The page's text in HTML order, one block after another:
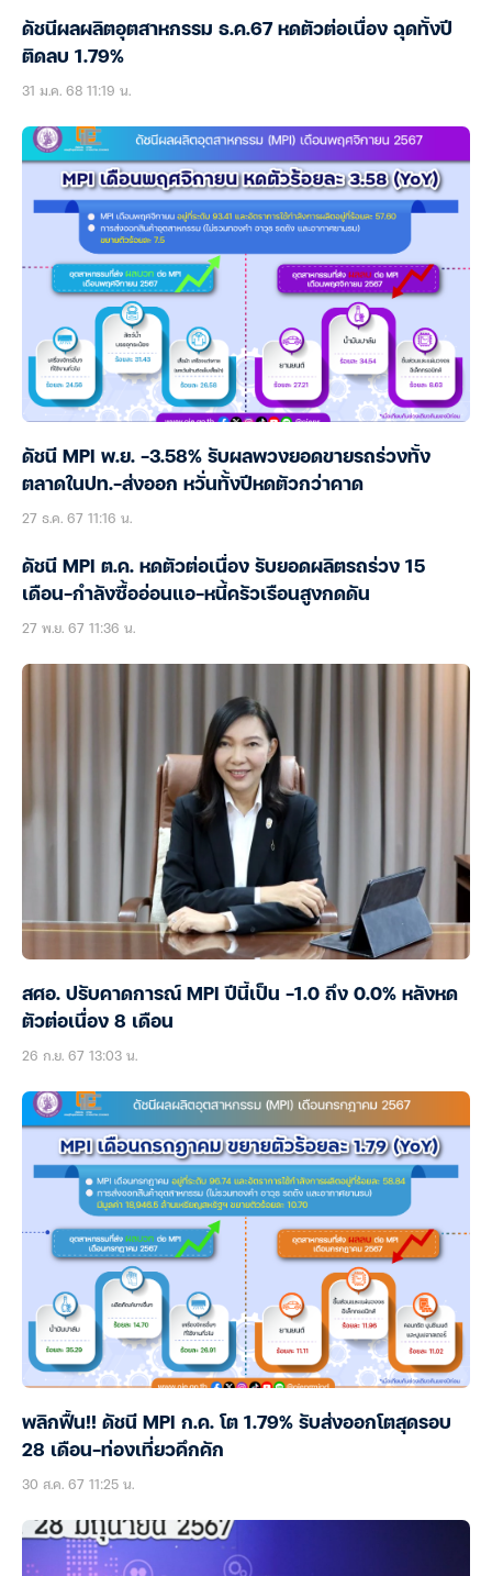
ดัชนีผลผลิตอุตสาหกรรม ธ.ค.67 หดตัวต่อเนื่อง ฉุดทั้งปี
ติดลบ 1.79%
31 ม.ค. 68 11:19 น.
ดัชนี MPI พ.ย. -3.58% รับผลพวงยอดขายรถร่วงทั้ง
ตลาดในปท.-ส่งออก หวั่นทั้งปีหดตัวกว่าคาด
27 ธ.ค. 67 11:16 น.
ดัชนี MPI ต.ค. หดตัวต่อเนื่อง รับยอดผลิตรถร่วง 15
เดือน-กำลังซื้ออ่อนแอ-หนี้ครัวเรือนสูงกดดัน
27 พ.ย. 67 11:36 น.
สศอ. ปรับคาดการณ์ MPI ปีนี้เป็น -1.0 ถึง 0.0% หลังหด
ตัวต่อเนื่อง 8 เดือน
26 ก.ย. 67 13:03 น.
พลิกฟื้น!! ดัชนี MPI ก.ค. โต 1.79% รับส่งออกโตสุดรอบ
28 เดือน-ท่องเที่ยวคึกคัก
30 ส.ค. 67 11:25 น.